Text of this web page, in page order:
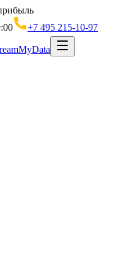
+7 495 215-10-97